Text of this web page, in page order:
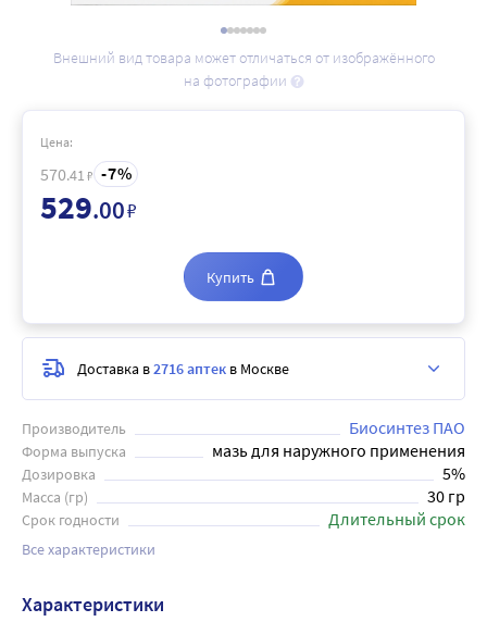
Внешний вид товара может отличаться от изображённого
на фотографии
Производитель Биосинтез ПАО
Форма выпуска мазь для наружного применения
Дозировка 5%
Масса (гр) 30 гр
Срок годности Длительный срок
Все характеристики
Цена:
570.41 ₽ 7
529.00₽
Купить
Доставка в2716 аптек в Москве
Характеристики